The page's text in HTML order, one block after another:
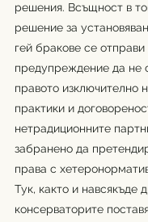
решения. Всъщност в
решение за
гей бракове се отправи
предупреждение да не
правото изключително
практики и
нетрадиционните
забранено да
права с
Тук, както и навсякъде
консерваторите